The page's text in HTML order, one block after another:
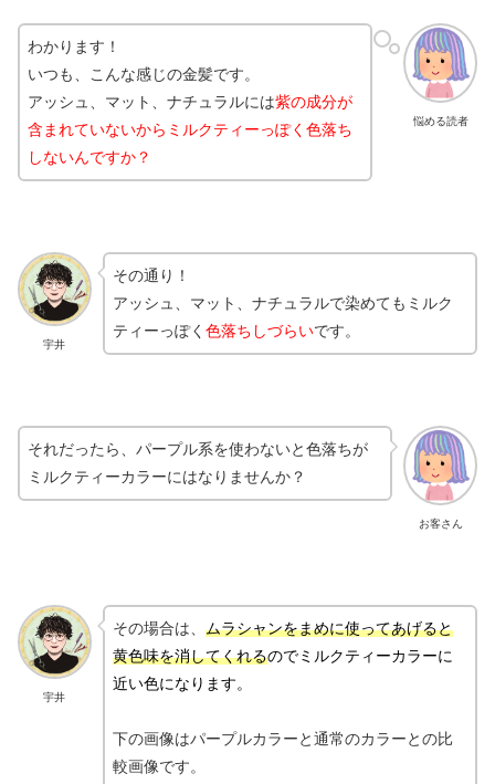
悩める読者
わかります！
いつも、こんな感じの金髪です。
アッシュ、マット、ナチュラルには紫の成分が
含まれていないから ミルクティーっぽく色落ち
しないんですか？
宇井
その通り！
アッシュ、マット、ナチュラルで染めてもミルク
ティーっぽく 色落ちしづらいです。
お客さん
それだったら、パープル系を使わないと色落ちが
ミルクティーカラーにはなりませんか？
宇井
その場合は、 ムラシャンをまめに使ってあげると
黄色味を消してくれるのでミルクティーカラーに
近い色になります。
下の画像はパープルカラーと通常のカラーとの比
較画像です。